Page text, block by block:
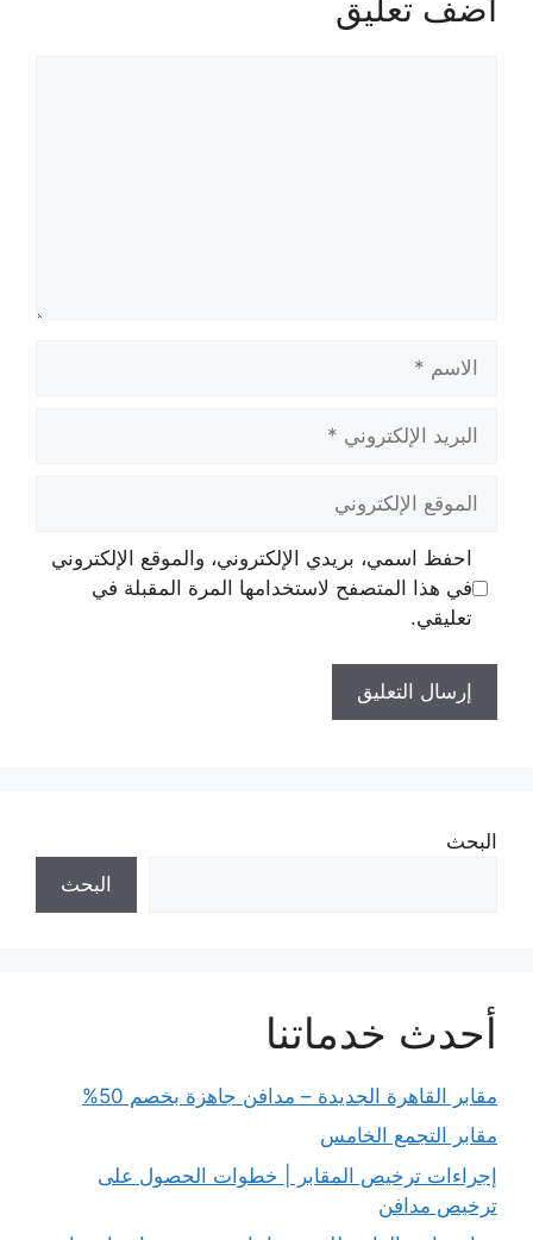
أضف تعليق
الاسم
البريد
الإلكتروني
الموقع
الإلكتروني
احفظ اسمي، بريدي الإلكتروني، والموقع الإلكتروني
في هذا المتصفح لاستخدامها المرة المقبلة في
تعليقي.
البحث
البحث
أحدث خدماتنا
مقابر القاهرة الجديدة – مدافن جاهزة بخصم 50%
مقابر التجمع الخامس
إجراءات ترخيص المقابر | خطوات الحصول على
ترخيص مدافن